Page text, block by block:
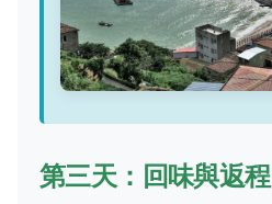
第三天：回味與返程